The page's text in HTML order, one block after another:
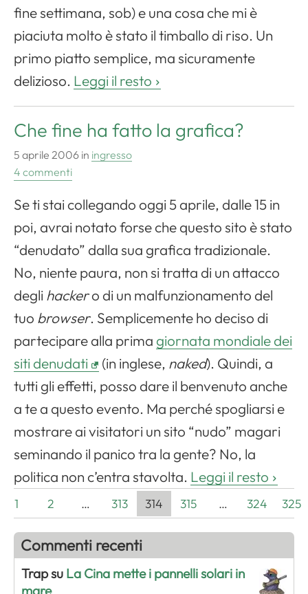
fine settimana, sob) e una cosa che mi è
piaciuta molto è stato il timballo di riso. Un
primo piatto semplice, ma sicuramente
delizioso. Leggi il resto
Che fine ha fatto la grafica?
5 aprile 2006 in ingresso
4 commenti
Se ti stai collegando oggi 5 aprile, dalle 15 in
poi, avrai notato forse che questo sito è stato
“denudato” dalla sua grafica tradizionale.
No, niente paura, non si tratta di un attacco
degli hackero di un malfunzionamento del
tuo browser. Semplicemente ho deciso di
partecipare alla prima giornata mondiale dei
siti denudati
(in inglese, naked). Quindi, a
tutti gli effetti, posso dare il benvenuto anche
a te a questo evento. Ma perché spogliarsi e
mostrare ai visitatori un sito “nudo” magari
seminando il panico tra la gente? No, la
politica non c’entra stavolta. Leggi il resto
1 2 … 313 314 315 … 324 325
Commenti recenti
Trap su La Cina mette i pannelli solari in
mare